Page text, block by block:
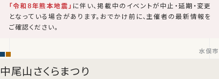
「令和8年熊本地震」 に伴い、掲載中のイベントが中止・延期・変更
となっている場合があります。おでかけ前に、主催者の最新情報を
ご確認ください。
中尾山さくらまつり
水俣市